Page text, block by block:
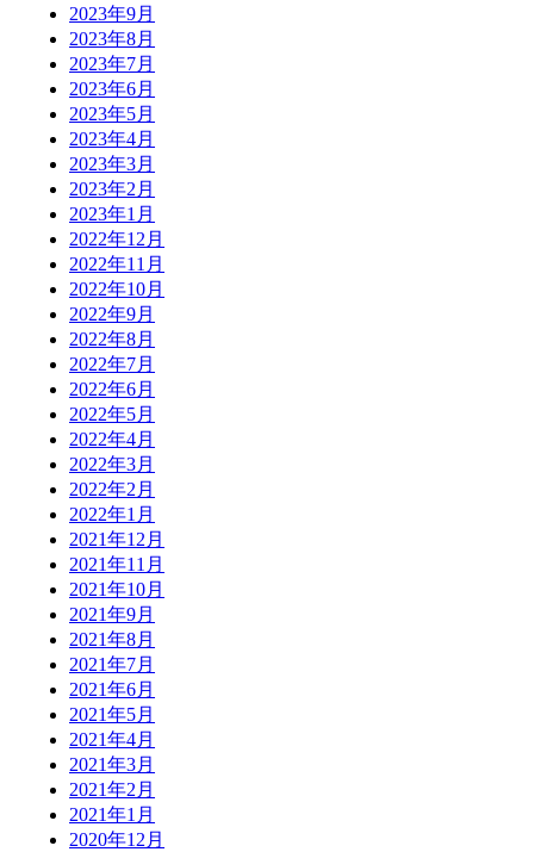
2023年9月
2023年8月
2023年7月
2023年6月
2023年5月
2023年4月
2023年3月
2023年2月
2023年1月
2022年12月
2022年11月
2022年10月
2022年9月
2022年8月
2022年7月
2022年6月
2022年5月
2022年4月
2022年3月
2022年2月
2022年1月
2021年12月
2021年11月
2021年10月
2021年9月
2021年8月
2021年7月
2021年6月
2021年5月
2021年4月
2021年3月
2021年2月
2021年1月
2020年12月